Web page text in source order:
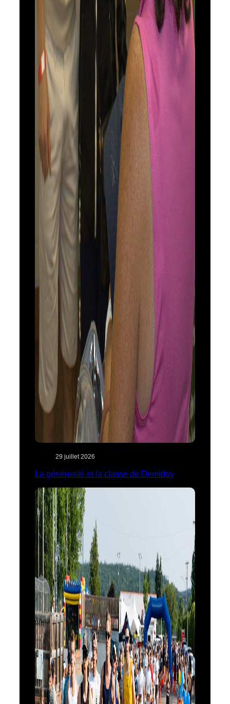
29 juillet 2026
La générosité et la classe de Demidov